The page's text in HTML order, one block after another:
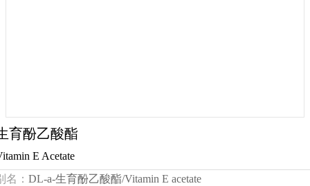
育酚乙酸酯
E Acetate
名： DL-a-生育酚乙酸酯/Vitamin E acetate